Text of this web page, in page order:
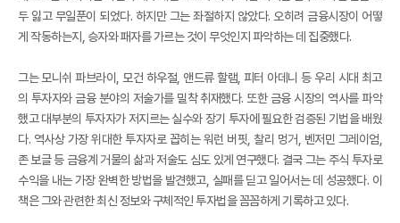
두 잃고 무일푼이 되었다. 하지만 그는 좌절하지 않았다. 오히려 금융시장이 어떻
게 작동하는지, 승자와 패자를 가르는 것이 무엇인지 파악하는 데 집중했다.
그는 모니쉬 파브라이, 모건 하우절, 앤드류 할램, 피터 아데니 등 우리 시대 최고
의 투자자와 금융 분야의 저술가를 밀착 취재했다. 또한 금융 시장의 역사를 파악
했고 대부분의 투자자가 저지르는 실수와 장기 투자에 필요한 검증된 기법을 배웠
다. 역사상 가장 위대한 투자자로 꼽히는 워런 버핏, 찰리 멍거, 벤저민 그레이엄,
존 보글 등 금융계 거물의 삶과 저술도 심도 있게 연구했다. 결국 그는 주식 투자로
수익을 내는 가장 완벽한 방법을 발견했고, 실패를 딛고 일어서는 데 성공했다. 이
책은 그와 관련한 최신 정보와 구체적인 투자법을 꼼꼼하게 기록하고 있다.